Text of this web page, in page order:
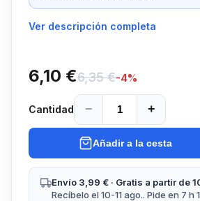
Ver descripción completa
6,10 €6,35 €-4%
Cantidad − +
Añadir a la cesta
Envío 3,99 € · Gratis a partir de
Recíbelo el 10-11 ago.. Pide en 7 h